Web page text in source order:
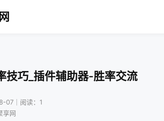
技巧_插件辅助器-胜率交流
07｜阅读：1
享网